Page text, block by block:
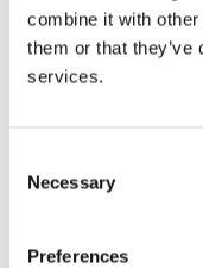
combine it with
them or that
services.
Selection
Necessary
Preferences
På fjernlager